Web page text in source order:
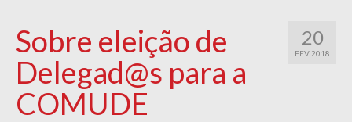
20
FEV 2018
Sobre eleição de
Delegad@s para a
COMUDE